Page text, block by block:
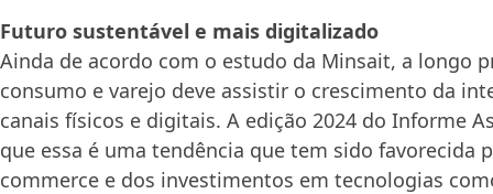
Futuro sustentável e mais digitalizado
Ainda de acordo com o estudo da Minsait, a longo
consumo e varejo deve assistir o crescimento da
canais físicos e digitais. A edição 2024 do Informe
que essa é uma tendência que tem sido favorecida
commerce e dos investimentos em tecnologias